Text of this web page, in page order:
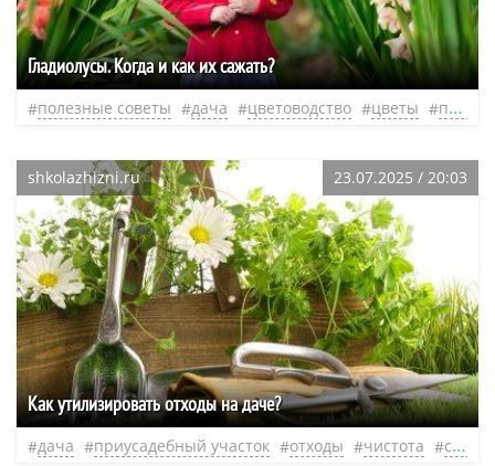
Гладиолусы. Когда и как их сажать?
полезные советы дача цветоводство цветы приусадебный участок
shkolazhizni.ru 23.07.2025 / 20:03
Как утилизировать отходы на даче?
дача приусадебный участок отходы чистота садовый участок